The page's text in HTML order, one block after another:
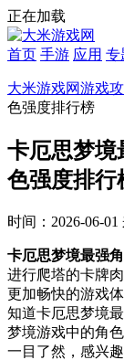
正在加载
首页 手游 应用 专
大米游戏网游戏
色强度排行榜
卡厄思梦境
色强度排行
时间：2026-06-01
卡厄思梦境最强
进行爬塔的卡牌
更加畅快的游戏
知道卡厄思梦境
梦境游戏中的角
一目了然，感兴